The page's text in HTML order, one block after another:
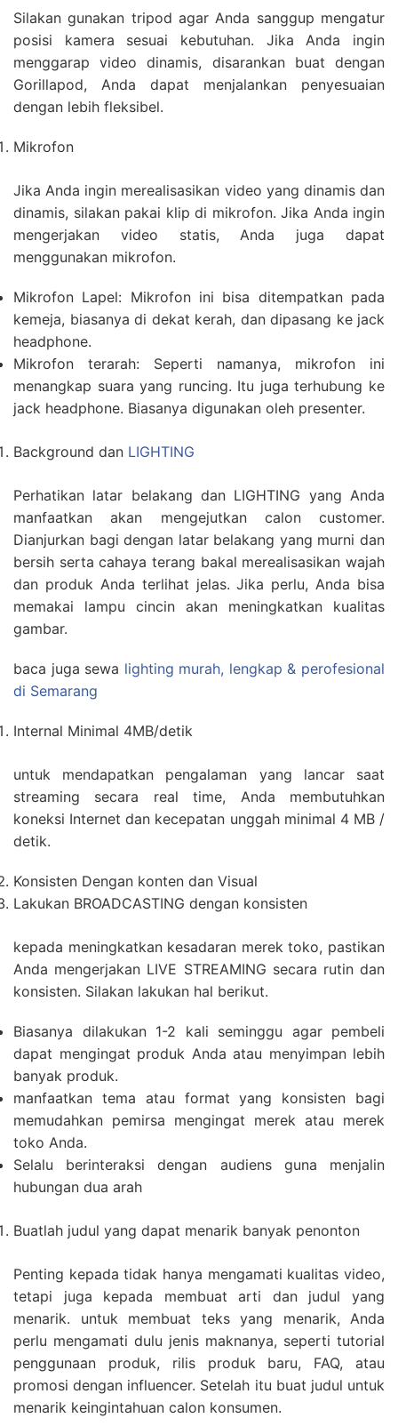
Silakan gunakan tripod agar Anda sanggup mengatur
posisi kamera sesuai kebutuhan. Jika Anda ingin
menggarap video dinamis, disarankan buat dengan
Gorillapod, Anda dapat menjalankan penyesuaian
dengan lebih fleksibel.
Mikrofon
Jika Anda ingin merealisasikan video yang dinamis dan
dinamis, silakan pakai klip di mikrofon. Jika Anda ingin
mengerjakan video statis, Anda juga dapat
menggunakan mikrofon.
Mikrofon Lapel: Mikrofon ini bisa ditempatkan pada
kemeja, biasanya di dekat kerah, dan dipasang ke jack
headphone.
Mikrofon terarah: Seperti namanya, mikrofon ini
menangkap suara yang runcing. Itu juga terhubung ke
jack headphone. Biasanya digunakan oleh presenter.
Background dan LIGHTING
Perhatikan latar belakang dan LIGHTING yang Anda
manfaatkan akan mengejutkan calon customer.
Dianjurkan bagi dengan latar belakang yang murni dan
bersih serta cahaya terang bakal merealisasikan wajah
dan produk Anda terlihat jelas. Jika perlu, Anda bisa
memakai lampu cincin akan meningkatkan kualitas
gambar.
baca juga sewa lighting murah, lengkap & perofesional
di Semarang
Internal Minimal 4MB/detik
untuk mendapatkan pengalaman yang lancar saat
streaming secara real time, Anda membutuhkan
koneksi Internet dan kecepatan unggah minimal 4 MB /
detik.
Konsisten Dengan konten dan Visual
Lakukan BROADCASTING dengan konsisten
kepada meningkatkan kesadaran merek toko, pastikan
Anda mengerjakan LIVE STREAMING secara rutin dan
konsisten. Silakan lakukan hal berikut.
Biasanya dilakukan 1-2 kali seminggu agar pembeli
dapat mengingat produk Anda atau menyimpan lebih
banyak produk.
manfaatkan tema atau format yang konsisten bagi
memudahkan pemirsa mengingat merek atau merek
toko Anda.
Selalu berinteraksi dengan audiens guna menjalin
hubungan dua arah
Buatlah judul yang dapat menarik banyak penonton
Penting kepada tidak hanya mengamati kualitas video,
tetapi juga kepada membuat arti dan judul yang
menarik. untuk membuat teks yang menarik, Anda
perlu mengamati dulu jenis maknanya, seperti tutorial
penggunaan produk, rilis produk baru, FAQ, atau
promosi dengan influencer. Setelah itu buat judul untuk
menarik keingintahuan calon konsumen.